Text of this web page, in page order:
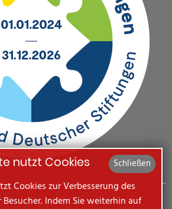
Schließen
nutzt Cookies
Cookies zur Verbesserung des
Besucher. Indem Sie weiterhin auf